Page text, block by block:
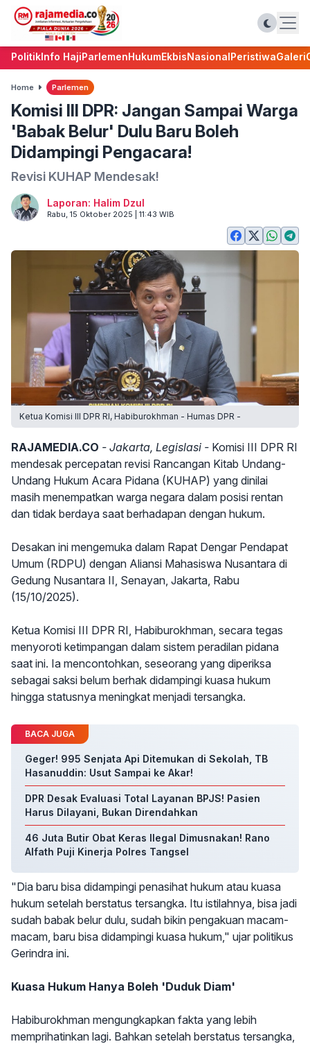
PolitikInfo HajiParlemenHukumEkbisNasionalPeristiwaGaleri
Home Parlemen
Komisi III DPR: Jangan Sampai Warga
'Babak Belur' Dulu Baru Boleh
Didampingi Pengacara!
Revisi KUHAP Mendesak!
Laporan: Halim Dzul
Rabu, 15 Oktober 2025 | 11:43 WIB
Ketua Komisi III DPR RI, Habiburokhman - Humas DPR -
RAJAMEDIA.CO - Jakarta, Legislasi - Komisi III DPR RI
mendesak percepatan revisi Rancangan Kitab Undang-
Undang Hukum Acara Pidana (KUHAP) yang dinilai
masih menempatkan warga negara dalam posisi rentan
dan tidak berdaya saat berhadapan dengan hukum.
Desakan ini mengemuka dalam Rapat Dengar Pendapat
Umum (RDPU) dengan Aliansi Mahasiswa Nusantara di
Gedung Nusantara II, Senayan, Jakarta, Rabu
(15/10/2025).
Ketua Komisi III DPR RI, Habiburokhman, secara tegas
menyoroti ketimpangan dalam sistem peradilan pidana
saat ini. Ia mencontohkan, seseorang yang diperiksa
sebagai saksi belum berhak didampingi kuasa hukum
hingga statusnya meningkat menjadi tersangka.
BACA JUGA
Geger! 995 Senjata Api Ditemukan di Sekolah, TB
Hasanuddin: Usut Sampai ke Akar!
DPR Desak Evaluasi Total Layanan BPJS! Pasien
Harus Dilayani, Bukan Direndahkan
46 Juta Butir Obat Keras Ilegal Dimusnakan! Rano
Alfath Puji Kinerja Polres Tangsel
"Dia baru bisa didampingi penasihat hukum atau kuasa
hukum setelah berstatus tersangka. Itu istilahnya, bisa jadi
sudah babak belur dulu, sudah bikin pengakuan macam-
macam, baru bisa didampingi kuasa hukum," ujar politikus
Gerindra ini.
Kuasa Hukum Hanya Boleh 'Duduk Diam'
Habiburokhman mengungkapkan fakta yang lebih
memprihatinkan lagi. Bahkan setelah berstatus tersangka,